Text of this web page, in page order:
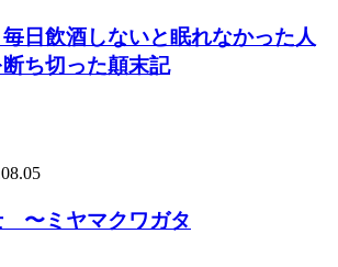
日飲酒しないと眠れなかった人
ち切った顛末記
〜ミヤマクワガタ